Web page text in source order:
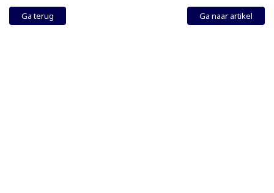
Ga terug Ga naar artikel